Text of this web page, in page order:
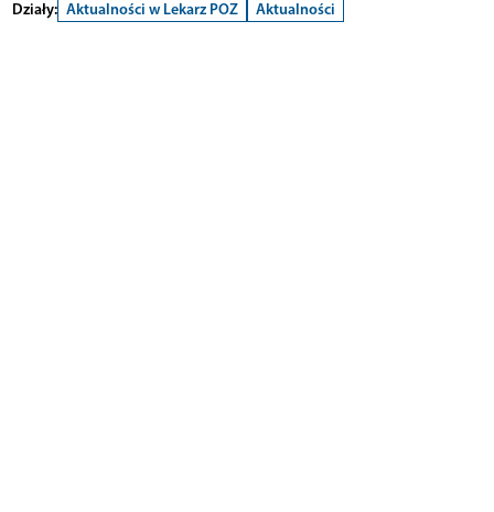
Działy: Aktualności w Lekarz POZ Aktualności